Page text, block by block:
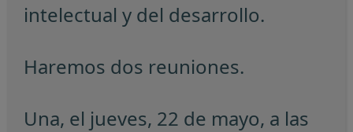
intelectual y del desarrollo.
Haremos dos reuniones.
Una, el jueves, 22 de mayo, a las